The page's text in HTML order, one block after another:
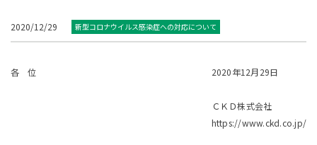
2020/12/29 新型コロナウイルス感染症への対応について
各 位 2020年12月29日
ＣＫＤ株式会社
https://www.ckd.co.jp/